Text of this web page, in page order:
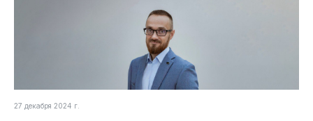
27 декабря 2024 г.